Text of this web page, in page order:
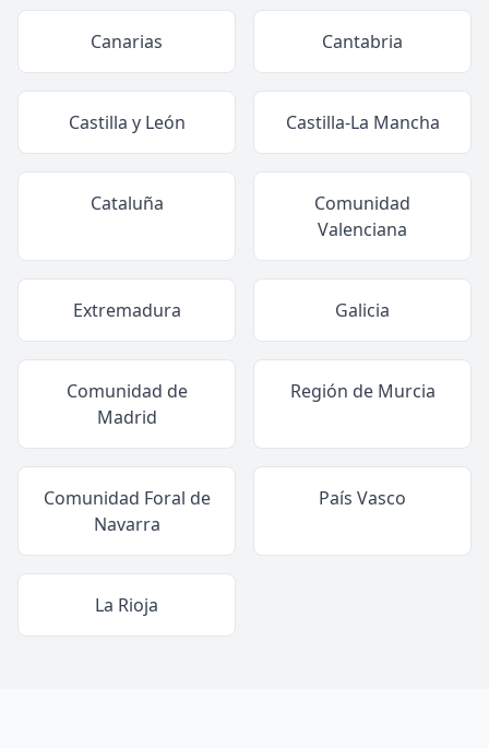
Canarias Cantabria
Castilla y León Castilla-La Mancha
Cataluña
Comunidad
Valenciana
Extremadura Galicia
Comunidad de
Madrid
Región de Murcia
Comunidad Foral de
Navarra
País Vasco
La Rioja